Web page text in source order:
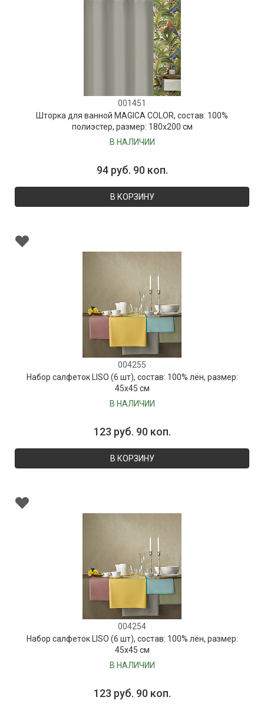
001451
Шторка для ванной MAGICA COLOR, состав: 100%
полиэстер, размер: 180х200 см
В НАЛИЧИИ
94 руб. 90 коп.
В КОРЗИНУ
004255
Набор салфеток LISO (6 шт), состав: 100% лён, размер:
45х45 см
В НАЛИЧИИ
123 руб. 90 коп.
В КОРЗИНУ
004254
Набор салфеток LISO (6 шт), состав: 100% лён, размер:
45х45 см
В НАЛИЧИИ
123 руб. 90 коп.